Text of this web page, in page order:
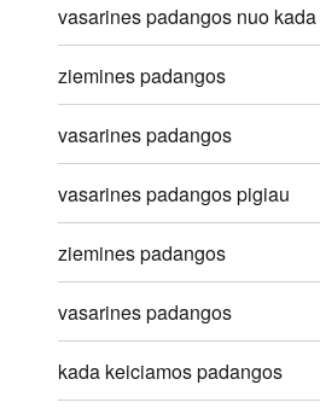
vasarines padangos nuo kada
ziemines padangos
vasarines padangos
vasarines padangos pigiau
ziemines padangos
vasarines padangos
kada keiciamos padangos